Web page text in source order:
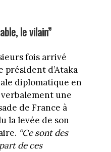
le vilain”
fois arrivé
président d’Ataka
diplomatique en
une
de France à
la levée de son
“Ce sont des
de ces